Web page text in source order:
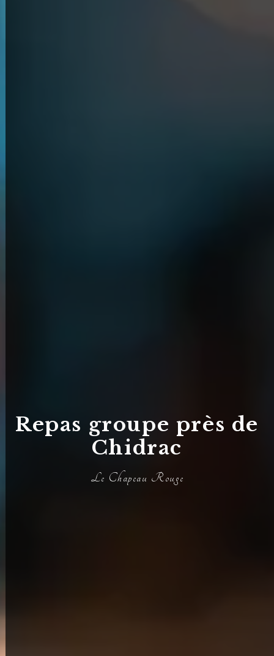
Repas groupe près de
Chidrac
Le Chapeau Rouge